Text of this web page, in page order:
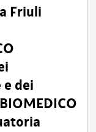
Friuli
dei